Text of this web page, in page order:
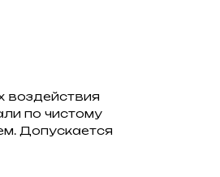
воздействия
по чистому
Допускается